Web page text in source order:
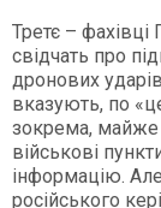
Третє –
свідчать про
дронових
вказують, по
зокрема, майже
військові
інформацію.
російського